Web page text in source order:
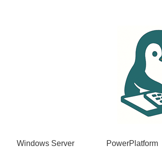
Windows Server PowerPlatform